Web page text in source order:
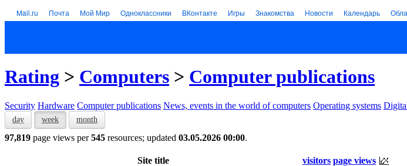
Mail.ru Почта Мой Мир Одноклассники ВКонтакте Игры Знакомства Новости Календарь
Rating > Computers > Computer publications
Security Hardware Computer publications News, events in the world of computers Operating systems
day week month
97,819 page views per545 resources; updated 03.05.2026 00:00.
Site title visitors page views